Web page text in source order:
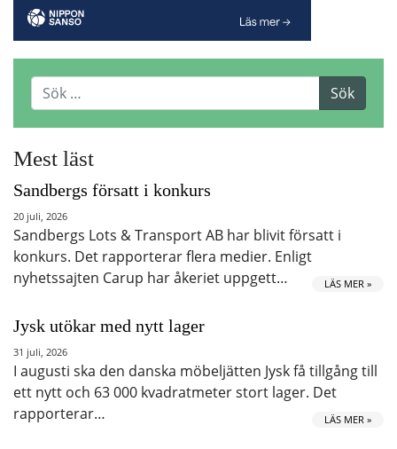
Mest läst
Sandbergs försatt i konkurs
20 juli, 2026
Sandbergs Lots & Transport AB har blivit försatt i
konkurs. Det rapporterar flera medier. Enligt
nyhetssajten Carup har åkeriet uppgett…
LÄS MER »
Jysk utökar med nytt lager
31 juli, 2026
I augusti ska den danska möbeljätten Jysk få tillgång till
ett nytt och 63 000 kvadratmeter stort lager. Det
rapporterar…
LÄS MER »